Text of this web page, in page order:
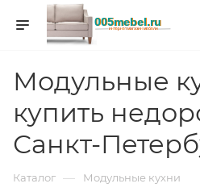
Модульные
купить
Санкт-
Каталог — Модульные кухни